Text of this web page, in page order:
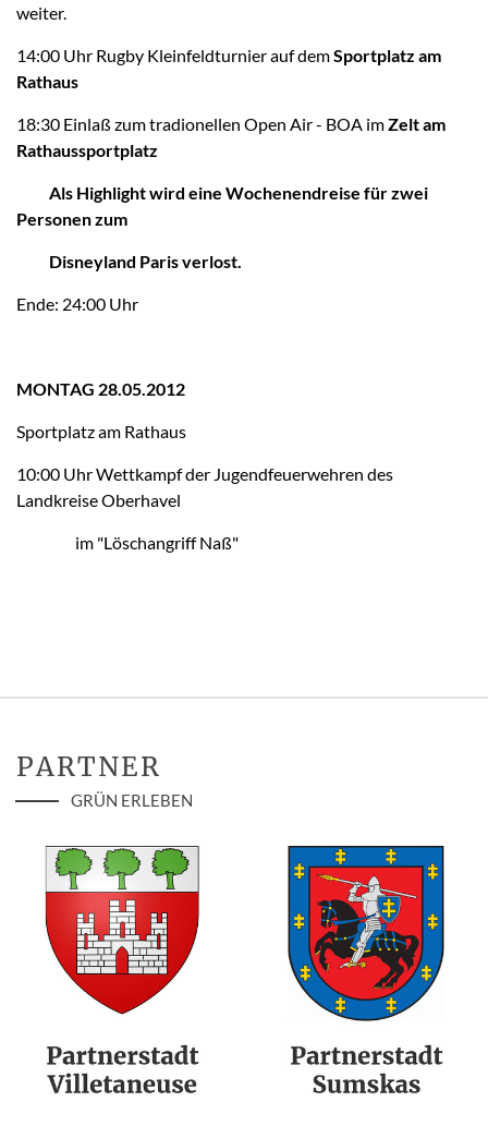
weiter.
14:00 Uhr Rugby Kleinfeldturnier auf demSportplatz am
Rathaus
18:30 Einlaß zum tradionellen Open Air - BOA imZelt am
Rathaussportplatz
Als Highlight wird eine Wochenendreise für zwei
Personen zum
Disneyland Paris verlost.
Ende: 24:00 Uhr
MONTAG 28.05.2012
Sportplatz am Rathaus
10:00 Uhr Wettkampf der Jugendfeuerwehren des
Landkreise Oberhavel
im "Löschangriff Naß"
PARTNER
GRÜN ERLEBEN